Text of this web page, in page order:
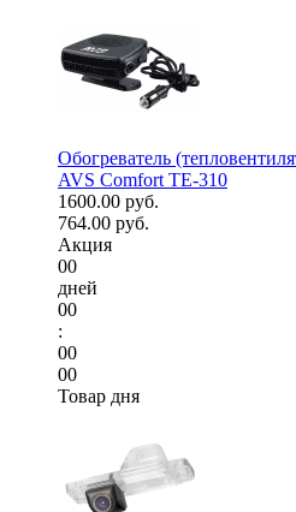
Обогреватель
AVS Comfort TE-310
1600.00 руб.
764.00 руб.
Акция
00
дней
00
:
00
00
Товар дня